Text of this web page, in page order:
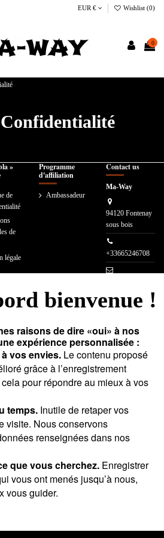
EUR € Wishlist (0)
0
»
de
de
légale
Programme
d'affiliation
Ambassadeur
Contact us
Ma-Way
94120 Fontenay
sous bois
+33665246708
bienvenue !
raisons de dire «oui» à nos
expérience personnalisée :
vos envies. Le contenu proposé
grâce à l’enregistrement
pour répondre au mieux à vos
temps. Inutile de retaper vos
visite. Nous conservons
renseignées dans nos
que vous cherchez. Enregistrer
vous ont menés jusqu’à nous,
vous guider.